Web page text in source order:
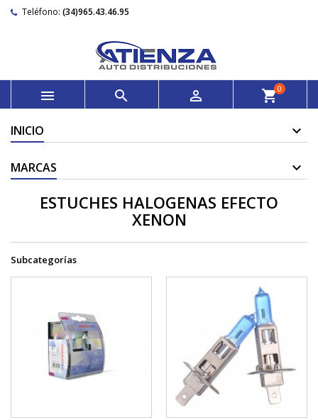
Teléfono: (34)965.43.46.95
   shopping_cart0
INICIO
MARCAS
ESTUCHES HALOGENAS EFECTO
XENON
Subcategorías